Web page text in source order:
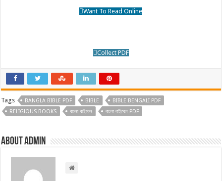
Want To Read Online
Collect PDF
Tags BANGLA BIBLE PDF BIBLE
BIBLE BENGALI PDF
RELIGIOUS BOOKS
বাংলা বাইবেল বাংলা বাইবেল PDF
About admin